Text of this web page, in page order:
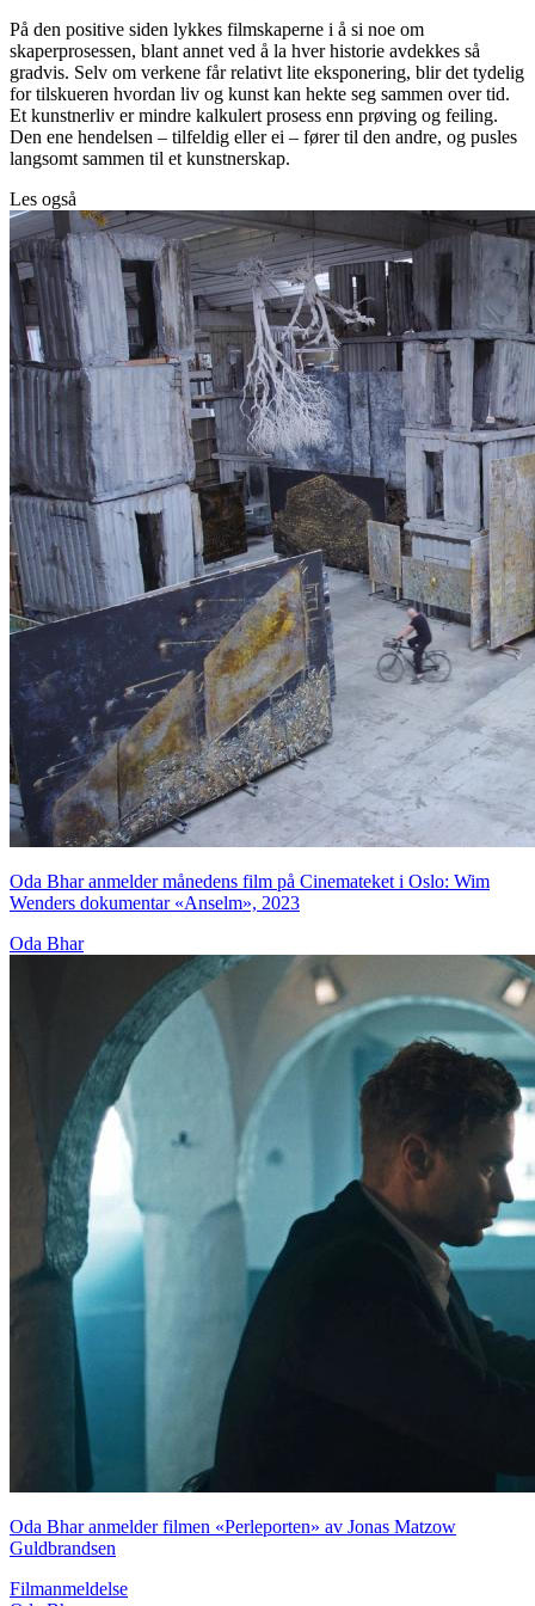
På den positive siden lykkes filmskaperne i å si noe om
skaperprosessen, blant annet ved å la hver historie avdekkes så
gradvis. Selv om verkene får relativt lite eksponering, blir det tydelig
for tilskueren hvordan liv og kunst kan hekte seg sammen over tid.
Et kunstnerliv er mindre kalkulert prosess enn prøving og feiling.
Den ene hendelsen – tilfeldig eller ei – fører til den andre, og pusles
langsomt sammen til et kunstnerskap.
Les også
Oda Bhar anmelder månedens film på Cinemateket i Oslo: Wim
Wenders dokumentar «Anselm», 2023
Oda Bhar
Oda Bhar anmelder filmen «Perleporten» av Jonas Matzow
Guldbrandsen
Filmanmeldelse